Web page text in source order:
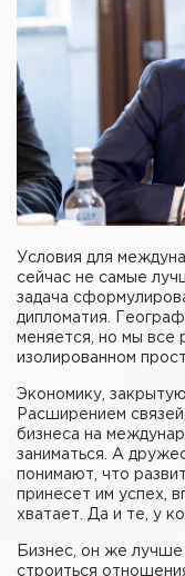
Условия для
сейчас не самые
задача
дипломатия.
меняется, но мы все
изолированном
Экономику,
Расширением
бизнеса на
заниматься. А
понимают, что
принесет им успех,
хватает. Да и те, у
Бизнес, он же лучше
строиться